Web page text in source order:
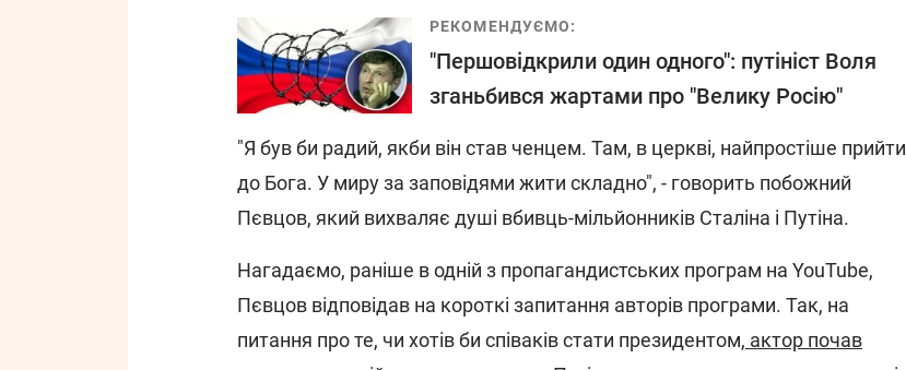
РЕКОМЕНДУЄМО:
"Першовідкрили один одного": путініст Воля
зганьбився жартами про "Велику Росію"
"Я був би радий, якби він став ченцем. Там, в церкві, найпростіше прийти
до Бога. У миру за заповідями жити складно", - говорить побожний
Пєвцов, який вихваляє душі вбивць-мільйонників Сталіна і Путіна.
Нагадаємо, раніше в одній з пропагандистських програм на YouTube,
Пєвцов відповідав на короткі запитання авторів програми. Так, на
питання про те, чи хотів би співаків стати президентом, актор почав